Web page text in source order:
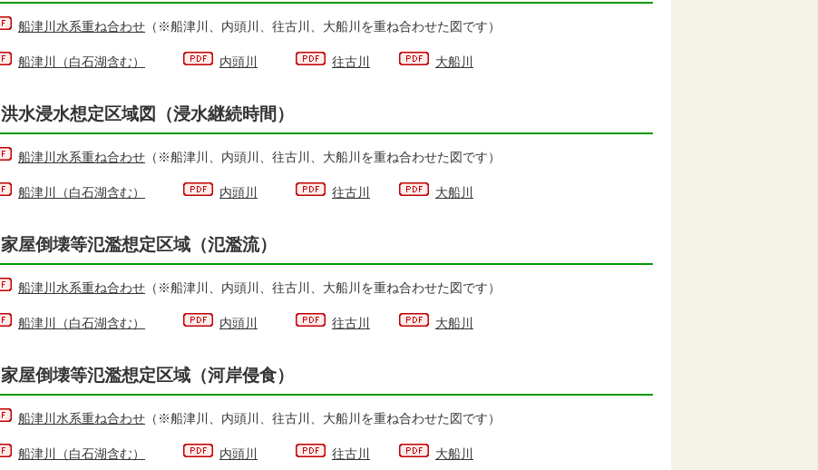
船津川水系重ね合わせ （※船津川、内頭川、往古川、大船川を重ね合わせた図です）
船津川（白石湖含む） 内頭川 往古川 大船川
洪水浸水想定区域図（浸水継続時間）
船津川水系重ね合わせ （※船津川、内頭川、往古川、大船川を重ね合わせた図です）
船津川（白石湖含む） 内頭川 往古川 大船川
家屋倒壊等氾濫想定区域（氾濫流）
船津川水系重ね合わせ （※船津川、内頭川、往古川、大船川を重ね合わせた図です）
船津川（白石湖含む） 内頭川 往古川 大船川
家屋倒壊等氾濫想定区域（河岸侵食）
船津川水系重ね合わせ （※船津川、内頭川、往古川、大船川を重ね合わせた図です）
船津川（白石湖含む） 内頭川 往古川 大船川